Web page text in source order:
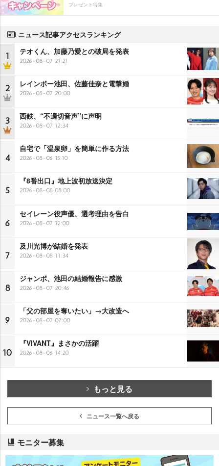
プレゼント特集
ニュース記事アクセスランキング
1 テオくん、加藤乃愛との破局を発表
2026-08-07 21:21
2 レインボー池田、佐藤佳奈と電撃婚
2026-08-07 20:00
3 西鉄、“不適切音声”に声明
2026-08-07 12:34
4
自宅で「温泉卵」を簡単に作る方法
2026-08-06 15:10
5
『8番出口』地上波初放送決定
2026-08-08 08:00
6
セイレーン役声優、選考理由を告白
2026-08-07 12:00
7
及川光博が結婚を発表
2026-08-08 11:34
8
ジャンボ、池田の結婚報告に感激
2026-08-07 20:46
9
「父の部屋を奪いたい」→大改造へ
2026-08-07 07:00
10
『VIVANT』まさかの活躍
2026-08-06 14:20
もっと見る
ニュース一覧へ戻る
モニター募集